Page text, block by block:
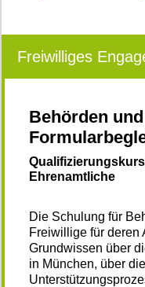
Freiwilliges
Behörden und
Ehrenamtliche
Die Schulung für
Freiwillige für deren
Grundwissen über
in München, über